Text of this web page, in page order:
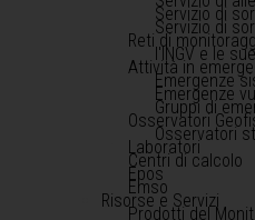
Servizio di
Servizio di
Reti di
l'INGV e le
Attività in
Emergenze
Emergenze
Gruppi di
Osservatori
Osservatori
Laboratori
Centri di calcolo
Epos
Emso
Risorse e Servizi
Prodotti del